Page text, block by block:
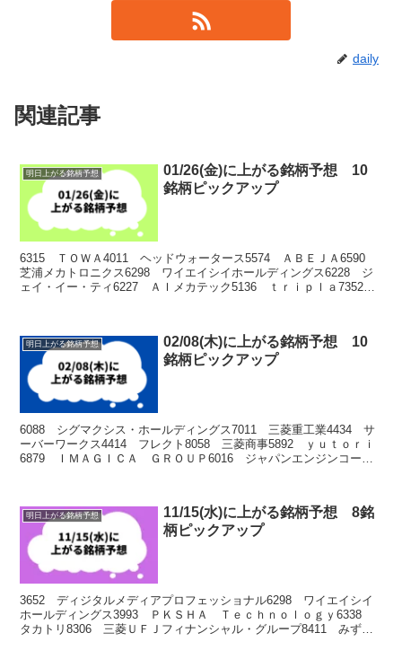
daily
関連記事
明日上がる銘柄予想
01/26(金)に上がる銘柄予想 10
銘柄ピックアップ
6315 ＴＯＷＡ4011 ヘッドウォータース5574 ＡＢＥＪＡ6590
芝浦メカトロニクス6298 ワイエイシイホールディングス6228 ジ
ェイ・イー・ティ6227 ＡＩメカテック5136 ｔｒｉｐｌａ7352
明日上がる銘柄予想
02/08(木)に上がる銘柄予想 10
銘柄ピックアップ
6088 シグマクシス・ホールディングス7011 三菱重工業4434 サ
ーバーワークス4414 フレクト8058 三菱商事5892 ｙｕｔｏｒｉ
6879 ＩＭＡＧＩＣＡ ＧＲＯＵＰ6016 ジャパンエンジンコーポ
明日上がる銘柄予想
11/15(水)に上がる銘柄予想 8銘
柄ピックアップ
3652 ディジタルメディアプロフェッショナル6298 ワイエイシイ
ホールディングス3993 ＰＫＳＨＡ Ｔｅｃｈｎｏｌｏｇｙ6338
タカトリ8306 三菱ＵＦＪフィナンシャル・グループ8411 みずほ